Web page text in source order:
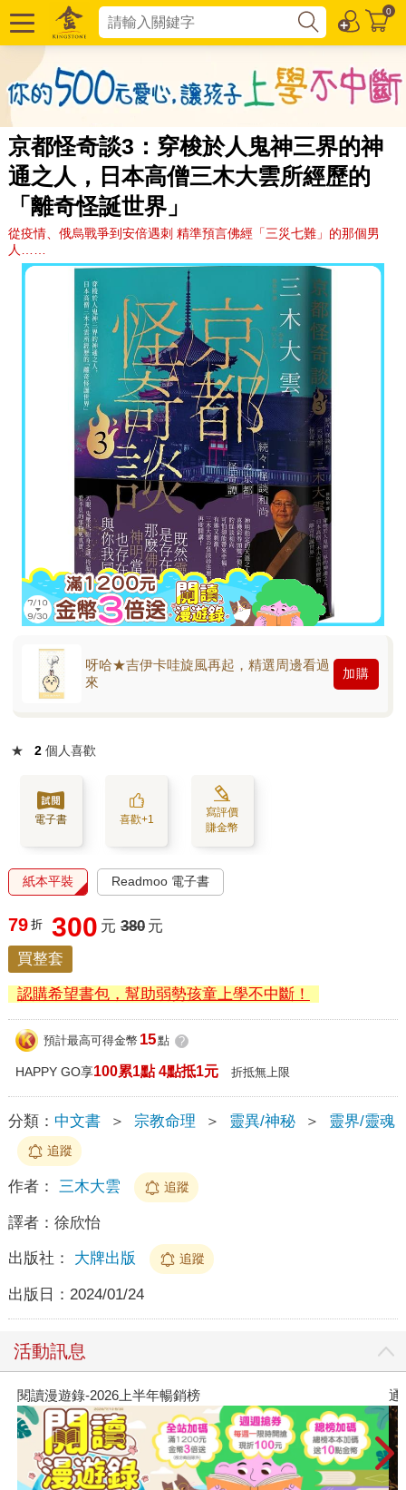
0
京都怪奇談3：穿梭於人鬼神三界的神
通之人，日本高僧三木大雲所經歷的
「離奇怪誕世界」
從疫情、俄烏戰爭到安倍遇刺 精準預言佛經「三災七難」的那個男
人……
呀哈★吉伊卡哇旋風再起，精選周邊看過
來
加購
★ 2 個人喜歡
電子書 喜歡+1
寫評價
賺金幣
紙本平裝 Readmoo 電子書
79 折 300 元 380 元
買整套
認購希望書包，幫助弱勢孩童上學不中斷！
預計最高可得金幣 15點 ?
HAPPY GO享100累1點 4點抵1元 折抵無上限
分類： 中文書 ＞ 宗教命理 ＞ 靈異/神秘 ＞ 靈界/靈魂
追蹤
作者： 三木大雲 追蹤
譯者： 徐欣怡
出版社： 大牌出版 追蹤
出版日： 2024/01/24
活動訊息
閱讀漫遊錄-2026上半年暢銷榜 通